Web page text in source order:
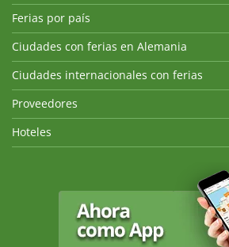
Ferias por país
Ciudades con ferias en Alemania
Ciudades internacionales con ferias
Proveedores
Hoteles